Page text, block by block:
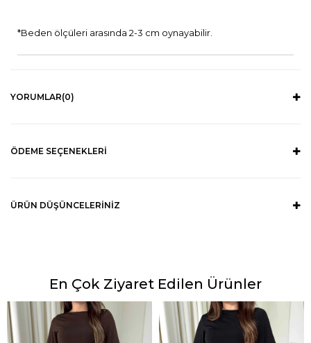
*Beden ölçüleri arasında 2-3 cm oynayabilir.
YORUMLAR(0)
ÖDEME SEÇENEKLERI
ÜRÜN DÜŞÜNCELERINIZ
En Çok Ziyaret Edilen Ürünler